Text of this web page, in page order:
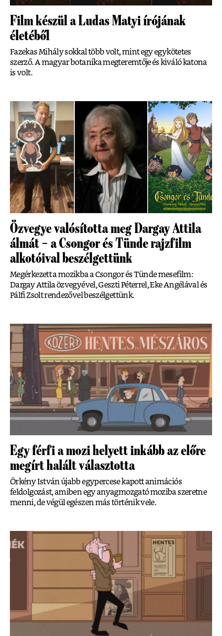
Film készül a Ludas Matyi írójának
életéből
Fazekas Mihály sokkal több volt, mint egy egykötetes
szerző. A magyar botanika megteremtője és kiváló katona
is volt.
Özvegye valósította meg Dargay Attila
álmát – a Csongor és Tünde rajzfilm
alkotóival beszélgettünk
Megérkezett a mozikba a Csongor és Tünde mesefilm:
Dargay Attila özvegyével, Geszti Péterrel, Eke Angélával és
Pálfi Zsolt rendezővel beszélgettünk.
Egy férfi a mozi helyett inkább az előre
megírt halált választotta
Örkény István újabb egypercese kapott animációs
feldolgozást, amiben egy anyagmozgató moziba szeretne
menni, de végül egészen más történik vele.